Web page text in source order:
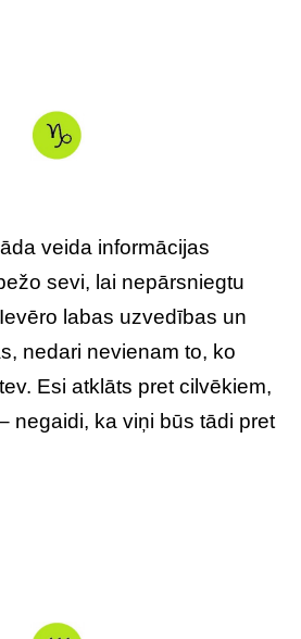
veida informācijas
sevi, lai nepārsniegtu
labas uzvedības un
nedari nevienam to, ko
Esi atklāts pret cilvēkiem,
negaidi, ka viņi būs tādi pret